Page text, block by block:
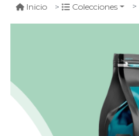
Inicio Colecciones